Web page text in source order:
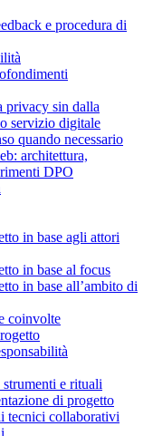
e procedura di
privacy sin dalla
servizio digitale
quando necessario
architettura,
DPO
in base agli attori
in base al focus
in base all’ambito di
coinvolte
e rituali
di progetto
tecnici collaborativi